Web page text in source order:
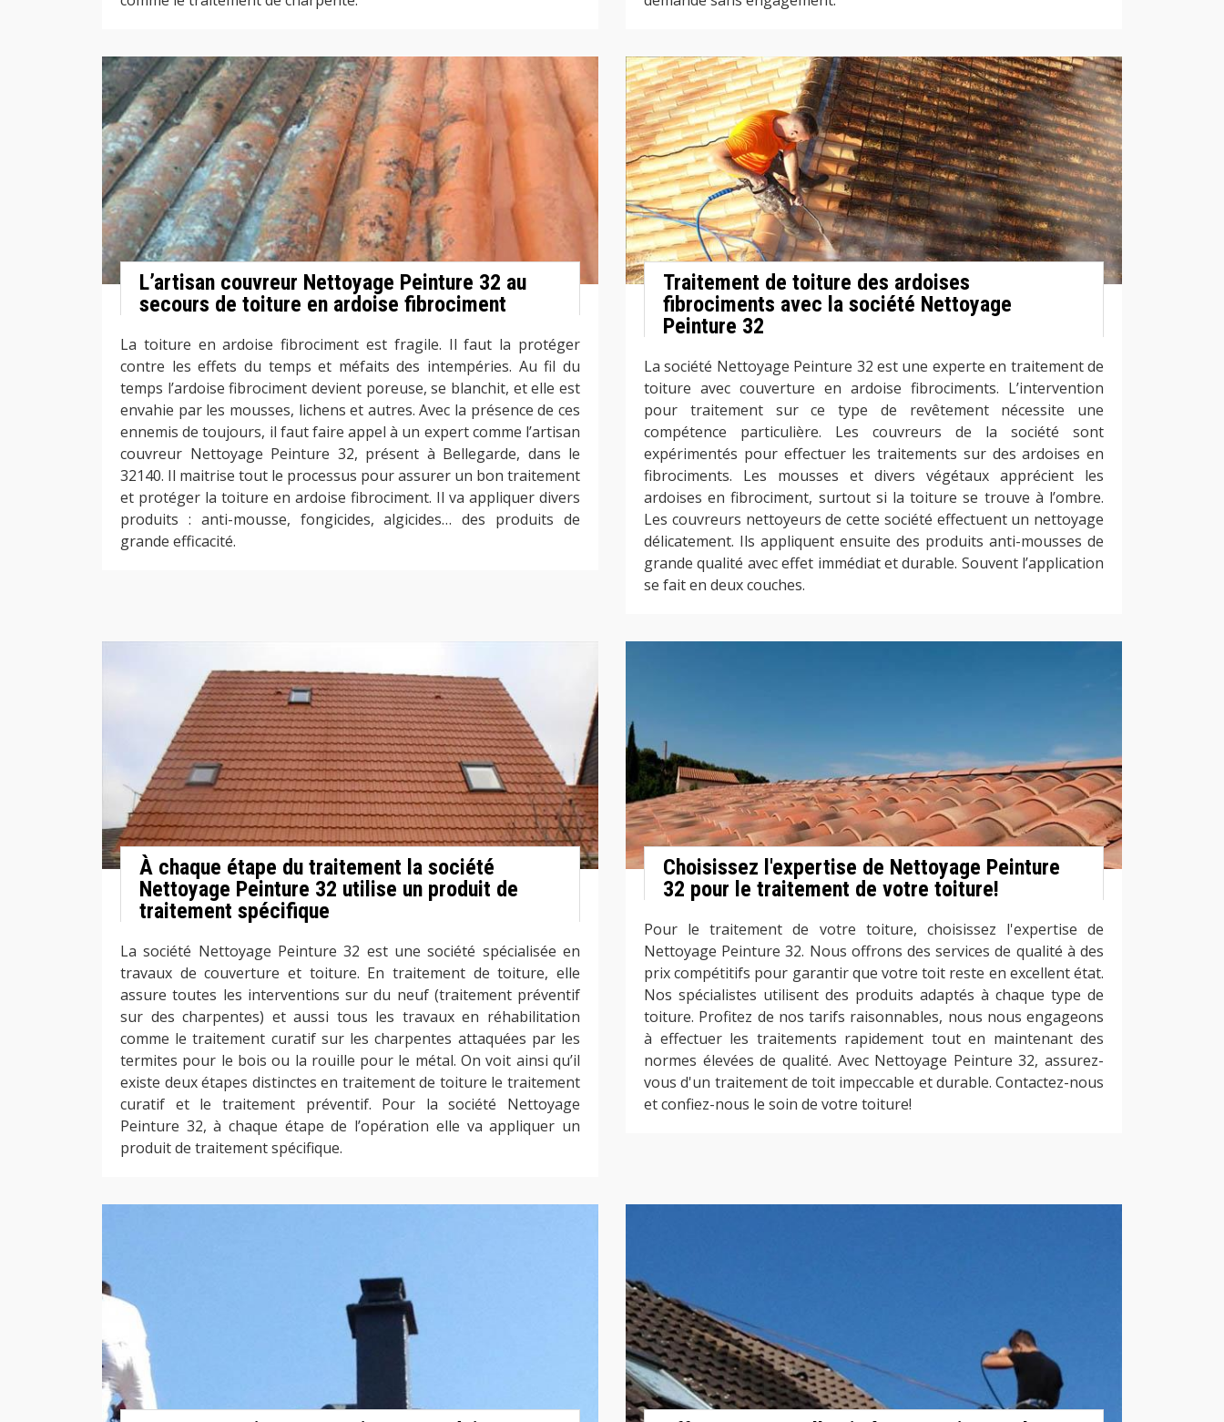
L’artisan couvreur Nettoyage Peinture 32 au
secours de toiture en ardoise fibrociment
La toiture en ardoise fibrociment est fragile. Il faut la protéger
contre les effets du temps et méfaits des intempéries. Au fil du
temps l’ardoise fibrociment devient poreuse, se blanchit, et elle est
envahie par les mousses, lichens et autres. Avec la présence de ces
ennemis de toujours, il faut faire appel à un expert comme l’artisan
couvreur Nettoyage Peinture 32, présent à Bellegarde, dans le
32140. Il maitrise tout le processus pour assurer un bon traitement
et protéger la toiture en ardoise fibrociment. Il va appliquer divers
produits : anti-mousse, fongicides, algicides… des produits de
grande efficacité.
Traitement de toiture des ardoises
fibrociments avec la société Nettoyage
Peinture 32
La société Nettoyage Peinture 32 est une experte en traitement de
toiture avec couverture en ardoise fibrociments. L’intervention
pour traitement sur ce type de revêtement nécessite une
compétence particulière. Les couvreurs de la société sont
expérimentés pour effectuer les traitements sur des ardoises en
fibrociments. Les mousses et divers végétaux apprécient les
ardoises en fibrociment, surtout si la toiture se trouve à l’ombre.
Les couvreurs nettoyeurs de cette société effectuent un nettoyage
délicatement. Ils appliquent ensuite des produits anti-mousses de
grande qualité avec effet immédiat et durable. Souvent l’application
se fait en deux couches.
À chaque étape du traitement la société
Nettoyage Peinture 32 utilise un produit de
traitement spécifique
La société Nettoyage Peinture 32 est une société spécialisée en
travaux de couverture et toiture. En traitement de toiture, elle
assure toutes les interventions sur du neuf (traitement préventif
sur des charpentes) et aussi tous les travaux en réhabilitation
comme le traitement curatif sur les charpentes attaquées par les
termites pour le bois ou la rouille pour le métal. On voit ainsi qu’il
existe deux étapes distinctes en traitement de toiture le traitement
curatif et le traitement préventif. Pour la société Nettoyage
Peinture 32, à chaque étape de l’opération elle va appliquer un
produit de traitement spécifique.
Choisissez l'expertise de Nettoyage Peinture
32 pour le traitement de votre toiture!
Pour le traitement de votre toiture, choisissez l'expertise de
Nettoyage Peinture 32. Nous offrons des services de qualité à des
prix compétitifs pour garantir que votre toit reste en excellent état.
Nos spécialistes utilisent des produits adaptés à chaque type de
toiture. Profitez de nos tarifs raisonnables, nous nous engageons
à effectuer les traitements rapidement tout en maintenant des
normes élevées de qualité. Avec Nettoyage Peinture 32, assurez-
vous d'un traitement de toit impeccable et durable. Contactez-nous
et confiez-nous le soin de votre toiture!